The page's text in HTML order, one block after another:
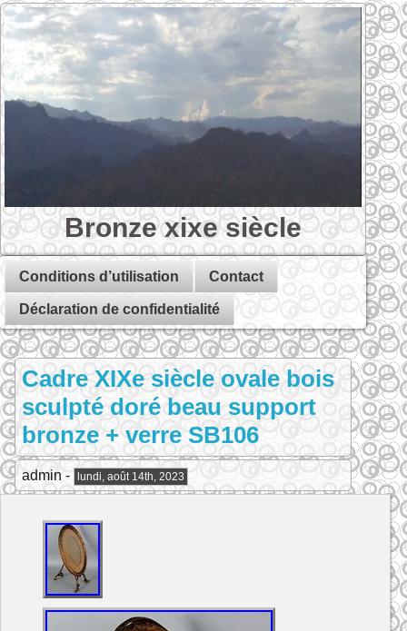
Bronze xixe siècle
Conditions d’utilisation Contact
Déclaration de confidentialité
Cadre XIXe siècle ovale bois
sculpté doré beau support
bronze + verre SB106
admin - lundi, août 14th, 2023